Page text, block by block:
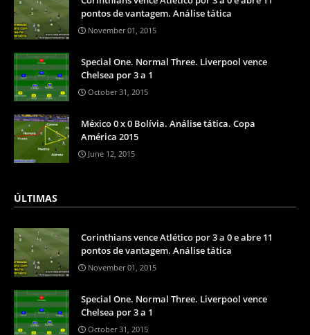
pontos de vantagem. Análise tática
November 01, 2015
Special One. Normal Three. Liverpool vence
Chelsea por 3 a 1
October 31, 2015
México 0 x 0 Bolívia. Análise tática. Copa
América 2015
June 12, 2015
ÚLTIMAS
Corinthians vence Atlético por 3 a 0 e abre 11
pontos de vantagem. Análise tática
November 01, 2015
Special One. Normal Three. Liverpool vence
Chelsea por 3 a 1
October 31, 2015